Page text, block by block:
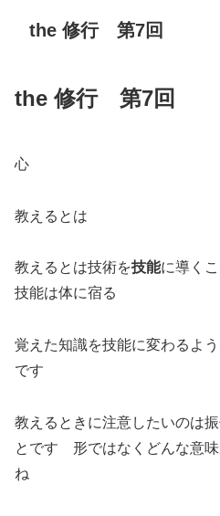
the 修行 第7回
the 修行 第7回
心
教えるとは
教えるとは技術を技能に導く
技能は体に宿る
覚えた知識を技能に変わるよ
です
教えるときに注意したいのは
とです 形ではなくどんな意
ね